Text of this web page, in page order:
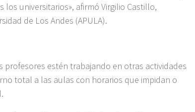
universitarios», afirmó Virgilio Castillo,
de Los Andes (APULA).
profesores estén trabajando en otras actividades
total a las aulas con horarios que impidan o